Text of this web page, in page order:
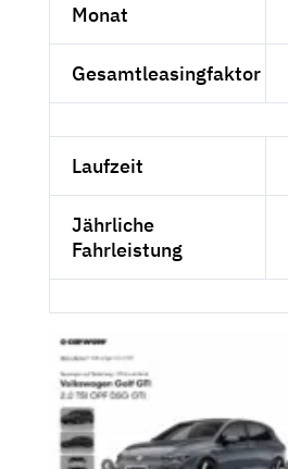
Monat
Gesamtleasingfaktor
Laufzeit
Jährliche
Fahrleistung